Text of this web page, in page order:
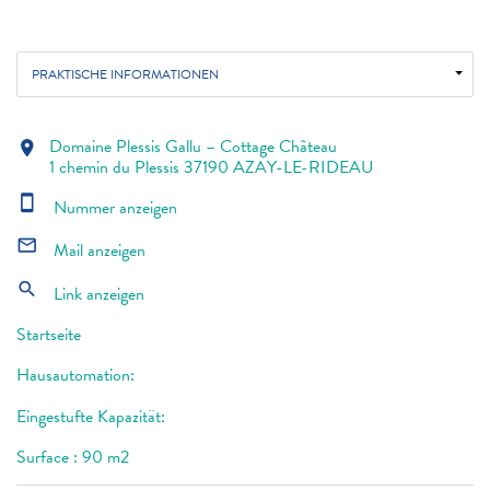
PRAKTISCHE INFORMATIONEN
location_on Domaine Plessis Gallu – Cottage Château
1 chemin du Plessis 37190 AZAY-LE-RIDEAU
smartphone Nummer anzeigen
mail_outline Mail anzeigen
search
Link anzeigen
Startseite
Hausautomation:
Eingestufte Kapazität:
Surface : 90 m2